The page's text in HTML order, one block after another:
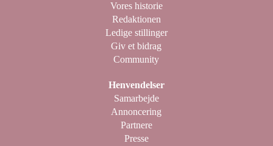
Vores historie
Redaktionen
Ledige stillinger
Giv et bidrag
Community
Henvendelser
Samarbejde
Annoncering
Partnere
Presse